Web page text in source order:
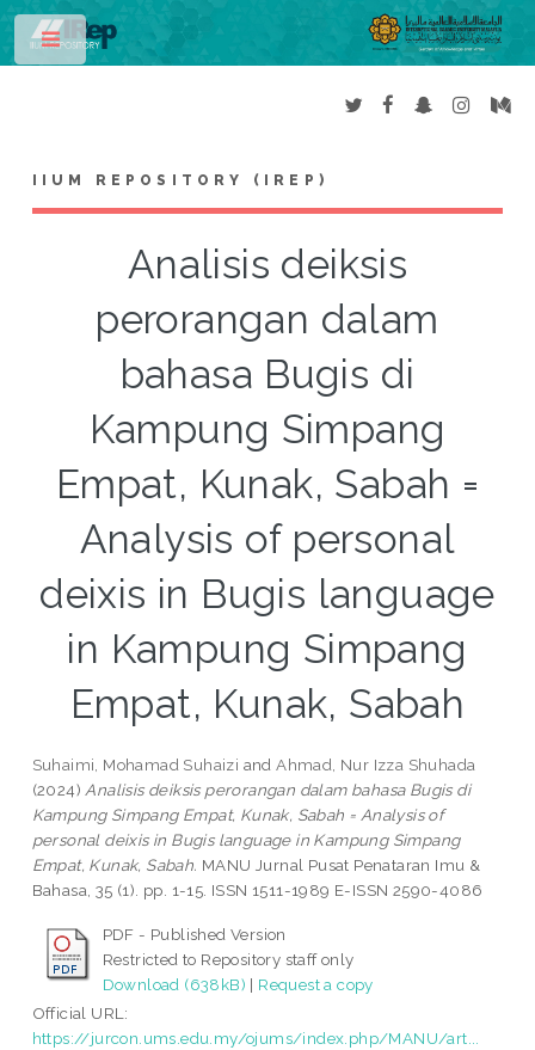
IIUM REPOSITORY (IREP)
Analisis deiksis
perorangan dalam
bahasa Bugis di
Kampung Simpang
Empat, Kunak, Sabah =
Analysis of personal
deixis in Bugis language
in Kampung Simpang
Empat, Kunak, Sabah
Suhaimi, Mohamad Suhaizi andAhmad, Nur Izza Shuhada
(2024) Analisis deiksis perorangan dalam bahasa Bugis di
Kampung Simpang Empat, Kunak, Sabah = Analysis of
personal deixis in Bugis language in Kampung Simpang
Empat, Kunak, Sabah. MANU Jurnal Pusat Penataran Imu &
Bahasa, 35 (1). pp. 1-15. ISSN 1511-1989 E-ISSN 2590-4086
PDF - Published Version
Restricted to Repository staff only
Download (638kB) | Request a copy
Official URL:
https://jurcon.ums.edu.my/ojums/index.php/MANU/art...
Toggle